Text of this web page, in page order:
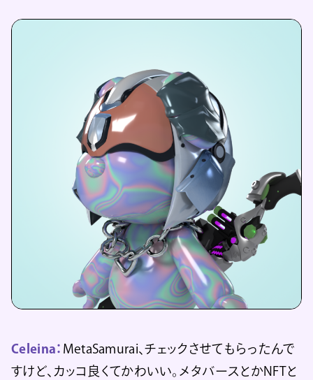
Celeina： MetaSamurai、チェックさせてもらったんで
すけど、カッコ良くてかわいい。メタバースとかNFTと